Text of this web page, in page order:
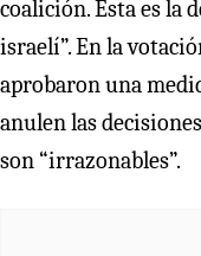
coalición. Esta es la
israelí”. En la
aprobaron una
anulen las
son “irrazonables”.